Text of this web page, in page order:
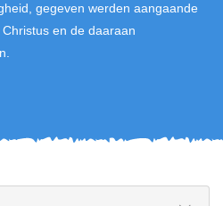
gegeven werden aangaande
en de daaraan